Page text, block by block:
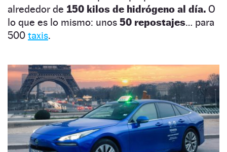
alrededor de 150 kilos de hidrógeno al día. O
lo que es lo mismo: unos 50 repostajes… para
500 taxis.